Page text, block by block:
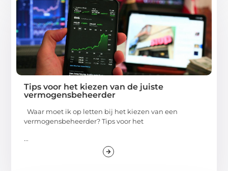
Tips voor het kiezen van de juiste
vermogensbeheerder
Waar moet ik op letten bij het kiezen van een
vermogensbeheerder? Tips voor het
...